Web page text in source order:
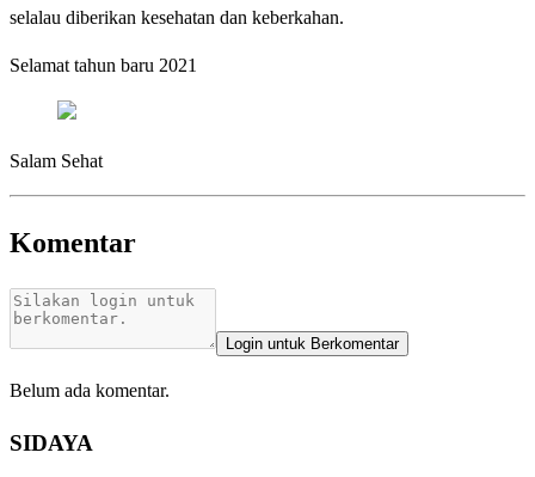
selalau diberikan kesehatan dan keberkahan.
Selamat tahun baru 2021
Salam Sehat
Komentar
Login untuk Berkomentar
Belum ada komentar.
SIDAYA